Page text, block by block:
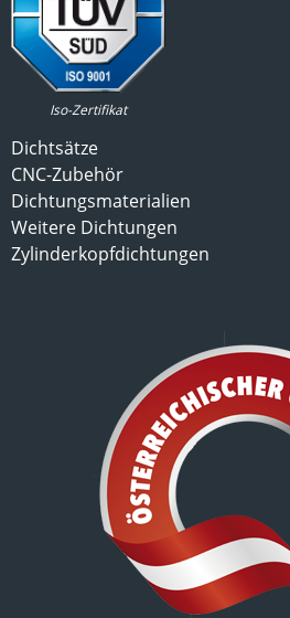
Iso-Zertifikat
Dichtsätze
CNC-Zubehör
Dichtungsmaterialien
Weitere Dichtungen
Zylinderkopfdichtungen